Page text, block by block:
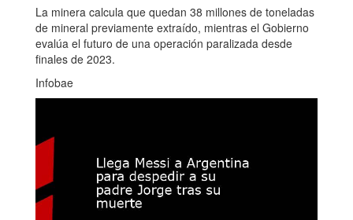
La minera calcula que quedan 38 millones de toneladas
de mineral previamente extraído, mientras el Gobierno
evalúa el futuro de una operación paralizada desde
finales de 2023.
Infobae